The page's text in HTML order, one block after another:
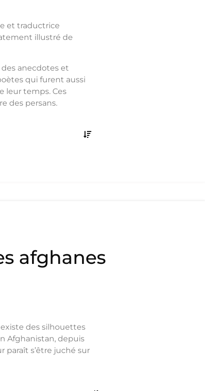
et traductrice
illustré de
anecdotes et
qui furent aussi
leur temps. Ces
des persans.
afghanes
des silhouettes
Afghanistan, depuis
paraît s’être juché sur